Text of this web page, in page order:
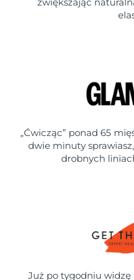
„Ćwicząc” ponad 65
dwie minuty
drobnych
Już po tygodniu widzę